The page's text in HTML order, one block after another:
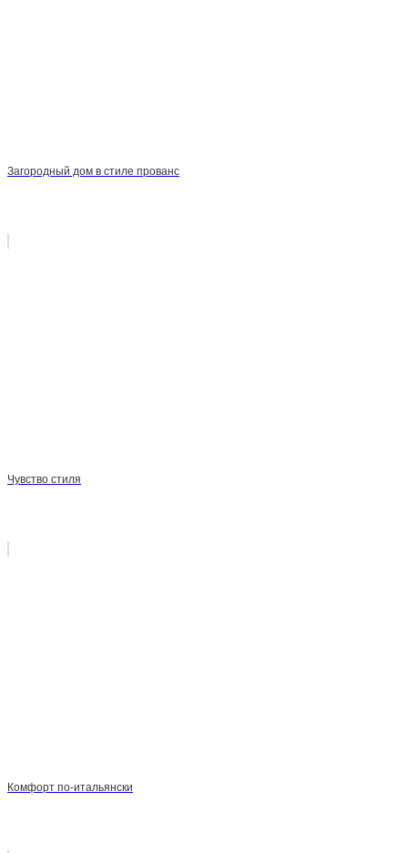
Загородный дом в стиле прованс
Чувство стиля
Комфорт по-итальянски